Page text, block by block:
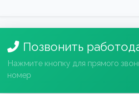
Позвонить
Нажмите кнопку для прямого
номер